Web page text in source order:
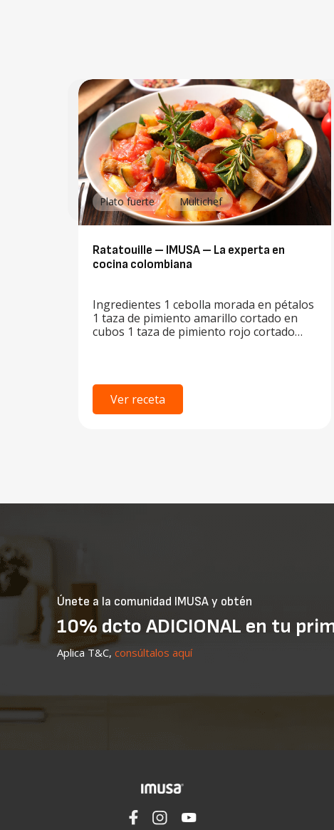
Plato fuerte Multichef
Ratatouille – IMUSA – La experta en
cocina colombiana
Ingredientes 1 cebolla morada en pétalos
1 taza de pimiento amarillo cortado en
cubos 1 taza de pimiento rojo cortado…
Ver receta
Únete a la comunidad IMUSA y obtén
10% dcto ADICIONAL en tu
Aplica T&C, consúltalos aquí